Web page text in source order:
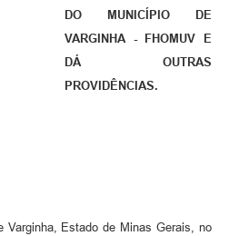
DO MUNICÍPIO DE
VARGINHA - FHOMUV E
DÁ OUTRAS
PROVIDÊNCIAS.
Varginha, Estado de Minas Gerais, no